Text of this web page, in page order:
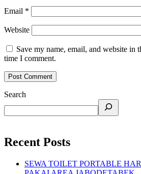
Email *
Website
Save my name, email, and website in
time I comment.
Search
Recent Posts
SEWA TOILET PORTABLE